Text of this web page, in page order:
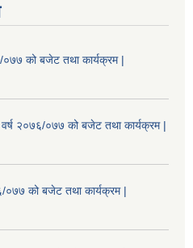
को बजेट तथा कार्यक्रम |
२०७६/०७७ को बजेट तथा कार्यक्रम |
०७७ को बजेट तथा कार्यक्रम |